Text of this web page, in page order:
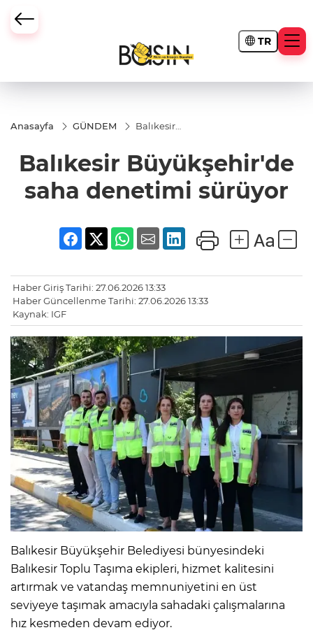
TR
Anasayfa GÜNDEM
Balıkesir
sürüyor
Balıkesir Büyükşehir'de
saha denetimi sürüyor
Haber Giriş Tarihi: 27.06.2026 13:33
Haber Güncellenme Tarihi: 27.06.2026 13:33
Kaynak: IGF
Balıkesir Büyükşehir Belediyesi bünyesindeki
Balıkesir Toplu Taşıma ekipleri, hizmet kalitesini
artırmak ve vatandaş memnuniyetini en üst
seviyeye taşımak amacıyla sahadaki çalışmalarına
hız kesmeden devam ediyor.